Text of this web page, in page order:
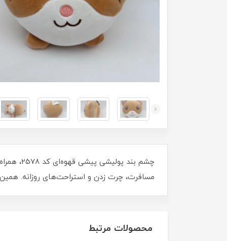
چشم
مسافرت، چرت زدن و استراحت‌های روزانه.
محصولات مرتبط